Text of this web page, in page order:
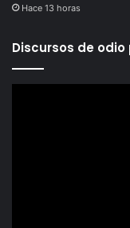
Hace 13 horas
Discursos de